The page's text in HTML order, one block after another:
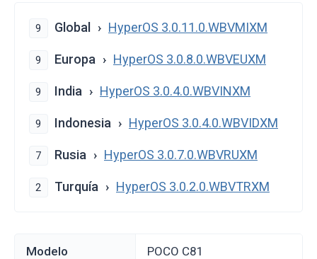
9 Global HyperOS 3.0.11.0.WBVMIXM
9 Europa HyperOS 3.0.8.0.WBVEUXM
9 India HyperOS 3.0.4.0.WBVINXM
9 Indonesia HyperOS 3.0.4.0.WBVIDXM
7 Rusia HyperOS 3.0.7.0.WBVRUXM
2 Turquía HyperOS 3.0.2.0.WBVTRXM
Modelo POCO C81